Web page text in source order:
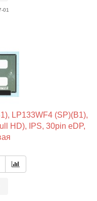
01
LP133WF4 (SP)(B1),
HD), IPS, 30pin eDP,